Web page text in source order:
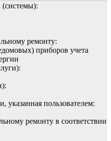
(системы):
ремонту:
приборов учета
указанная пользователем:
ремонту в соответствии